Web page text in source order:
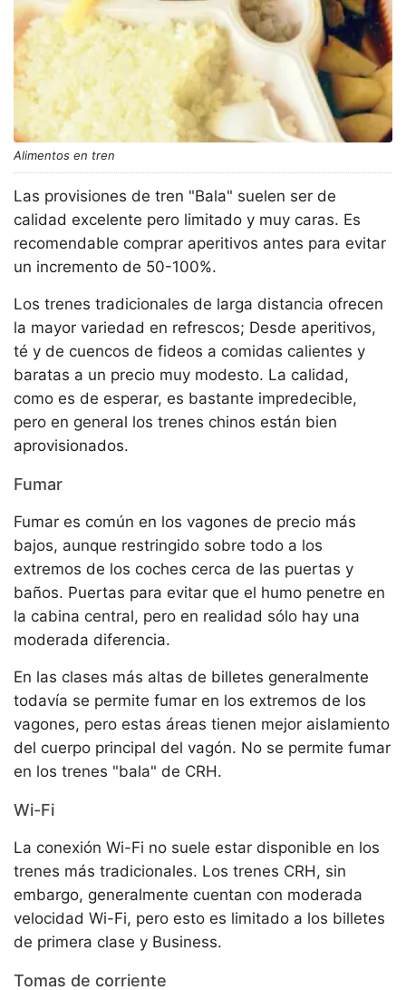
Alimentos en tren
Las provisiones de tren "Bala" suelen ser de
calidad excelente pero limitado y muy caras. Es
recomendable comprar aperitivos antes para evitar
un incremento de 50-100%.
Los trenes tradicionales de larga distancia ofrecen
la mayor variedad en refrescos; Desde aperitivos,
té y de cuencos de fideos a comidas calientes y
baratas a un precio muy modesto. La calidad,
como es de esperar, es bastante impredecible,
pero en general los trenes chinos están bien
aprovisionados.
Fumar
Fumar es común en los vagones de precio más
bajos, aunque restringido sobre todo a los
extremos de los coches cerca de las puertas y
baños. Puertas para evitar que el humo penetre en
la cabina central, pero en realidad sólo hay una
moderada diferencia.
En las clases más altas de billetes generalmente
todavía se permite fumar en los extremos de los
vagones, pero estas áreas tienen mejor aislamiento
del cuerpo principal del vagón. No se permite fumar
en los trenes "bala" de CRH.
Wi-Fi
La conexión Wi-Fi no suele estar disponible en los
trenes más tradicionales. Los trenes CRH, sin
embargo, generalmente cuentan con moderada
velocidad Wi-Fi, pero esto es limitado a los billetes
de primera clase y Business.
Tomas de corriente